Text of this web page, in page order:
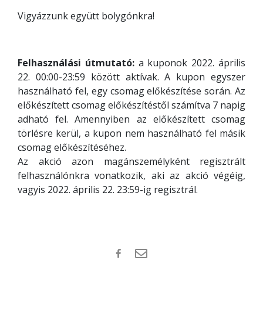
Vigyázzunk együtt bolygónkra!
Felhasználási útmutató:a kuponok 2022. április
22. 00:00-23:59 között aktívak. A kupon egyszer
használható fel, egy csomag előkészítése során. Az
előkészített csomag előkészítéstől számítva 7 napig
adható fel. Amennyiben az előkészített csomag
törlésre kerül, a kupon nem használható fel másik
csomag előkészítéséhez.
Az akció azon magánszemélyként regisztrált
felhasználónkra vonatkozik, aki az akció végéig,
vagyis 2022. április 22. 23:59-ig regisztrál.